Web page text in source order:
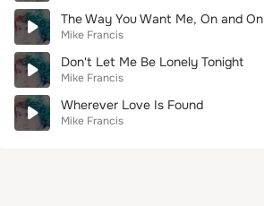
The Way You Want Me, On and On
Mike Francis
Don't Let Me Be Lonely Tonight
Mike Francis
Wherever Love Is Found
Mike Francis